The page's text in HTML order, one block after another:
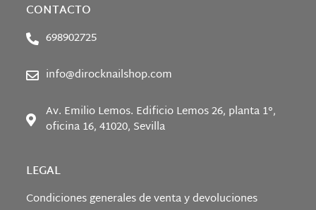
CONTACTO
698902725
info@dirocknailshop.com
Av. Emilio Lemos. Edificio Lemos 26, planta 1°,
oficina 16, 41020, Sevilla
LEGAL
Condiciones generales de venta y devoluciones